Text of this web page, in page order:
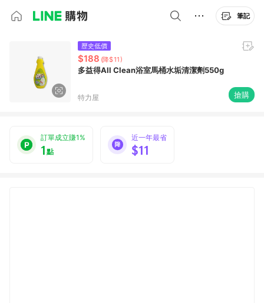
筆記
歷史低價
$188 (降$11)
多益得All Clean浴室馬桶水垢清潔劑550g
特力屋 搶購
訂單成立賺1%
1點
近一年最省
$11